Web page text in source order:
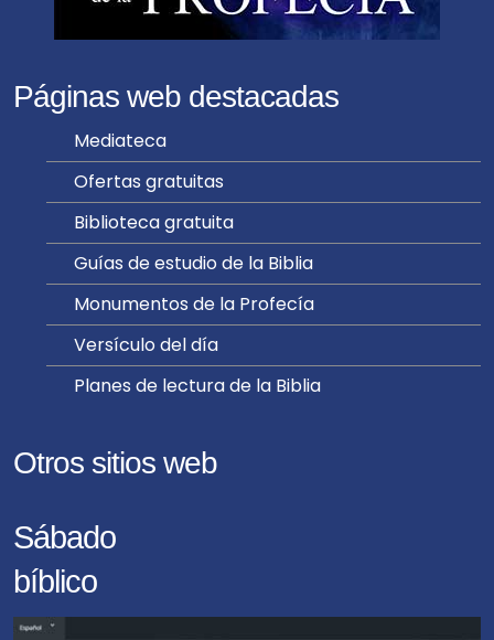
Páginas web destacadas
Mediateca
Ofertas gratuitas
Biblioteca gratuita
Guías de estudio de la Biblia
Monumentos de la Profecía
Versículo del día
Planes de lectura de la Biblia
Otros sitios web
Sábado
bíblico